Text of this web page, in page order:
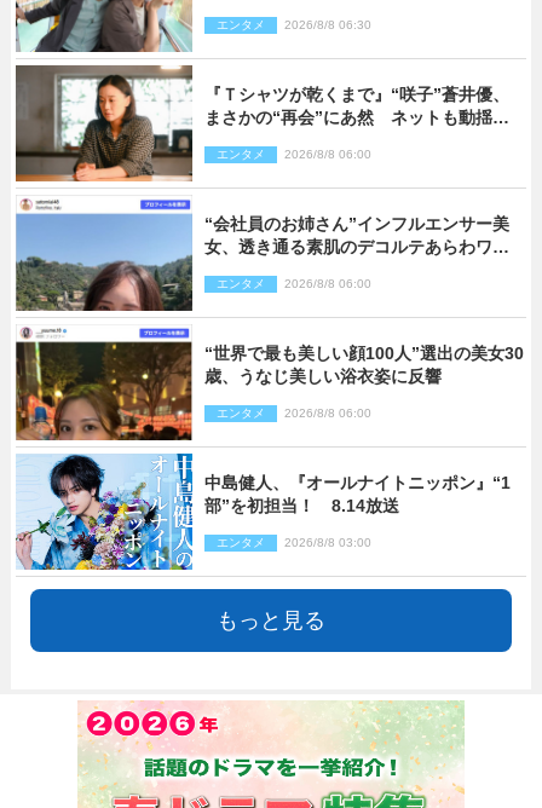
エンタメ 2026/8/8 06:30
『Ｔシャツが乾くまで』“咲子”蒼井優、
まさかの“再会”にあ然 ネットも動揺
レあり）
エンタメ 2026/8/8 06:00
“会社員のお姉さん”インフルエンサー美
女、透き通る素肌のデコルテあらわワン
エンタメ 2026/8/8 06:00
“世界で最も美しい顔100人”選出の美女30
歳、うなじ美しい浴衣姿に反響
エンタメ 2026/8/8 06:00
中島健人、『オールナイトニッポン』“1
部”を初担当！ 8.14放送
エンタメ 2026/8/8 03:00
もっと見る